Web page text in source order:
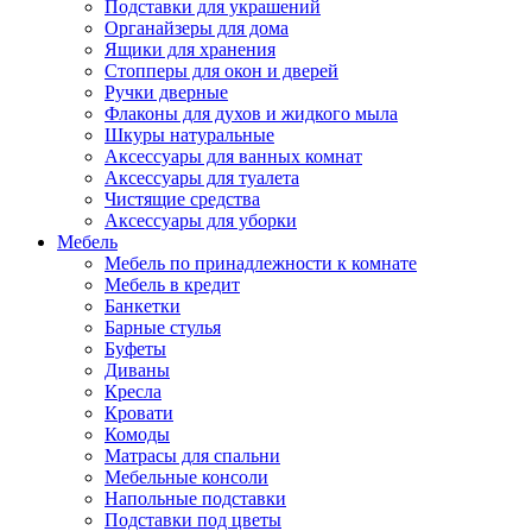
Подставки для украшений
Органайзеры для дома
Ящики для хранения
Стопперы для окон и дверей
Ручки дверные
Флаконы для духов и жидкого мыла
Шкуры натуральные
Аксессуары для ванных комнат
Аксессуары для туалета
Чистящие средства
Аксессуары для уборки
Мебель
Мебель по принадлежности к комнате
Мебель в кредит
Банкетки
Барные стулья
Буфеты
Диваны
Кресла
Кровати
Комоды
Матрасы для спальни
Мебельные консоли
Напольные подставки
Подставки под цветы